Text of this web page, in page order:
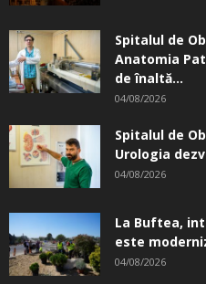
Spitalul de
Anatomia
de înaltă...
04/08/2026
Spitalul de
Urologia
04/08/2026
La Buftea,
este
04/08/2026